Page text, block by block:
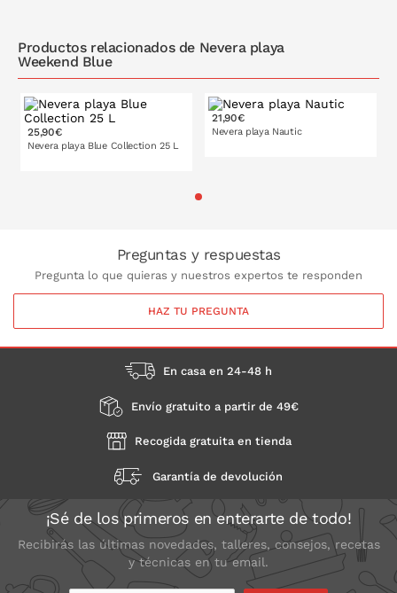
Productos relacionados de Nevera playa
Weekend Blue
25,90€
Nevera playa Blue Collection 25 L
21,90€
Nevera playa Nautic
Preguntas y respuestas
Pregunta lo que quieras y nuestros expertos te responden
HAZ TU PREGUNTA
En casa en 24-48 h
Envío gratuito a partir de 49€
Recogida gratuita en tienda
Garantía de devolución
¡Sé de los primeros en enterarte de todo!
Recibirás las últimas novedades, talleres, consejos, recetas
y técnicas en tu email.